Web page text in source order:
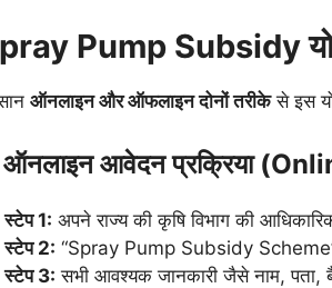
Pump Subsidy
ऑनलाइन और ऑफलाइन दोनों तरीकेसे इस
ऑनलाइन आवेदन प्रक्रिया
स्टेप 1: अपने राज्य की कृषि विभाग की
स्टेप 2: “Spray Pump Subsidy
स्टेप 3: सभी आवश्यक जानकारी जैसे नाम, पता,